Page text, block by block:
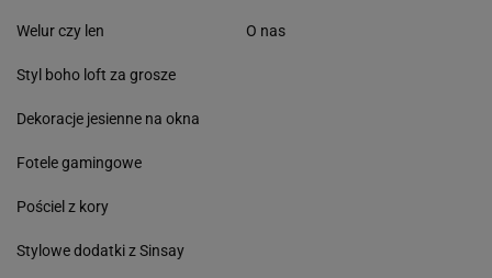
Welur czy len
Styl boho loft za grosze
Dekoracje jesienne na okna
Fotele gamingowe
Pościel z kory
Stylowe dodatki z Sinsay
O nas